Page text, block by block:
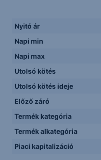
Nyitó ár
Napi min
Napi max
Utolsó kötés
Utolsó kötés ideje
Előző záró
Termék kategória
Termék alkategória
Piaci kapitalizáció